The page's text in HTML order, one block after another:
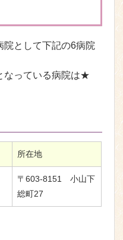
院として下記の6病院
なっている病院は★
所在地
〒603-8151 小山下
総町27